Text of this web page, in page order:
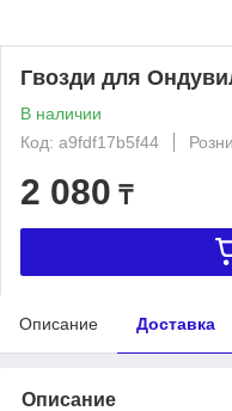
Гвозди для
В наличии
Код: a9fdf17b5f44
2 080 ₸
Описание Доставка
Описание